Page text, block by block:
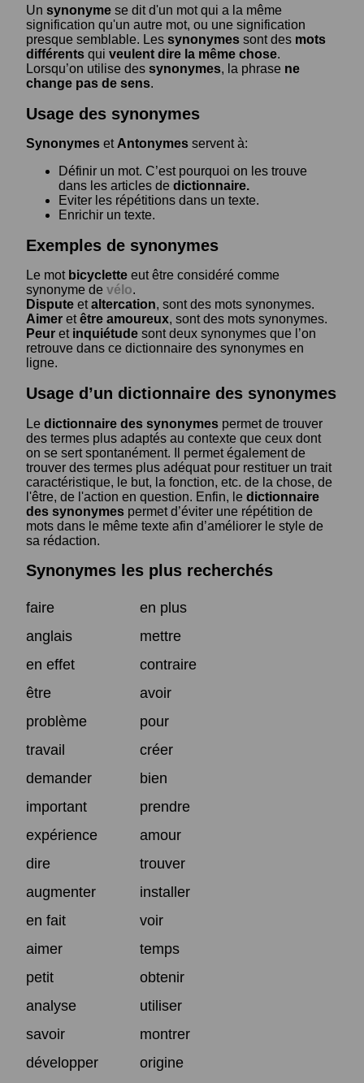
Un synonyme se dit d'un mot qui a la même
signification qu'un autre mot, ou une signification
presque semblable. Les synonymes sont des mots
différents qui veulent dire la même chose.
Lorsqu’on utilise des synonymes, la phrase ne
change pas de sens.
Usage des synonymes
Synonymes et Antonymes servent à:
Définir un mot. C’est pourquoi on les trouve
dans les articles de dictionnaire.
Eviter les répétitions dans un texte.
Enrichir un texte.
Exemples de synonymes
Le mot bicyclette eut être considéré comme
synonyme de vélo.
Dispute etaltercation, sont des mots synonymes.
Aimer etêtre amoureux, sont des mots synonymes.
Peur et inquiétude sont deux synonymes que l’on
retrouve dans ce dictionnaire des synonymes en
ligne.
Usage d’un dictionnaire des synonymes
Le dictionnaire des synonymes permet de trouver
des termes plus adaptés au contexte que ceux dont
on se sert spontanément. Il permet également de
trouver des termes plus adéquat pour restituer un trait
caractéristique, le but, la fonction, etc. de la chose, de
l'être, de l'action en question. Enfin, le dictionnaire
des synonymes permet d’éviter une répétition de
mots dans le même texte afin d’améliorer le style de
sa rédaction.
Synonymes les plus recherchés
faire
en plus
anglais
mettre
en effet
contraire
être
avoir
problème
pour
travail
créer
demander
bien
important
prendre
expérience
amour
dire
trouver
augmenter
installer
en fait
voir
aimer
temps
petit
obtenir
analyse
utiliser
savoir
montrer
développer
origine